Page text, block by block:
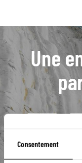
Consentement
Une
Costa